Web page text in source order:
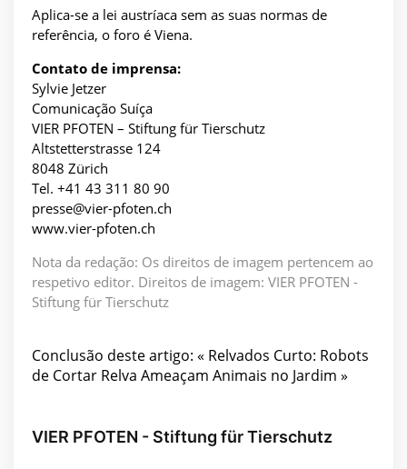
Aplica-se a lei austríaca sem as suas normas de
referência, o foro é Viena.
Contato de imprensa:
Sylvie Jetzer
Comunicação Suíça
VIER PFOTEN – Stiftung für Tierschutz
Altstetterstrasse 124
8048 Zürich
Tel. +41 43 311 80 90
presse@vier-pfoten.ch
www.vier-pfoten.ch
Nota da redação: Os direitos de imagem pertencem ao
respetivo editor. Direitos de imagem: VIER PFOTEN -
Stiftung für Tierschutz
Conclusão deste artigo: « Relvados Curto: Robots
de Cortar Relva Ameaçam Animais no Jardim »
VIER PFOTEN - Stiftung für Tierschutz